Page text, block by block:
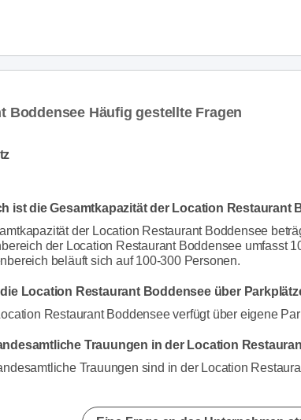
Boddensee Häufig gestellte Fragen
ist die Gesamtkapazität der Location Restaurant
der Location Restaurant Boddensee
der Location Restaurant Boddensee umfasst
beläuft sich auf 100-300 Personen.
Location Restaurant Boddensee über
Restaurant Boddensee verfügt über eigene
Trauungen in der Location
Trauungen sind in der Location